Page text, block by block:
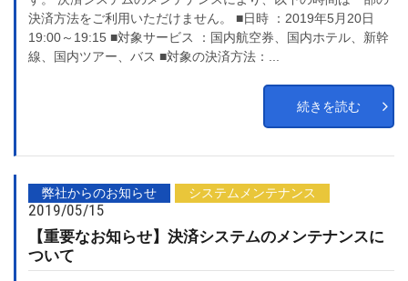
決済方法をご利用いただけません。 ■日時 ：2019年5月20日
19:00～19:15 ■対象サービス ：国内航空券、国内ホテル、新幹
線、国内ツアー、バス ■対象の決済方法：...
続きを読む
弊社からのお知らせ システムメンテナンス
2019/05/15
【重要なお知らせ】決済システムのメンテナンスに
ついて